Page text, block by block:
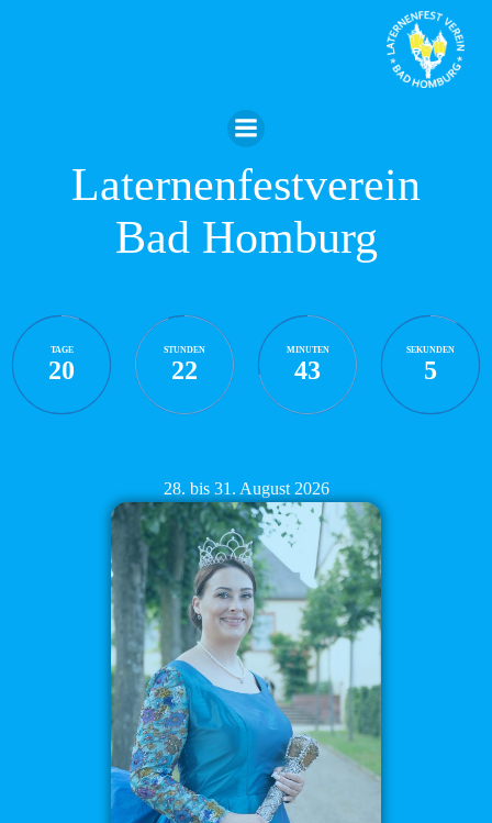
Laternenfestverein
Bad Homburg
TAGE
20
STUNDEN
22
MINUTEN
43
SEKUNDEN
4
28. bis 31. August 2026